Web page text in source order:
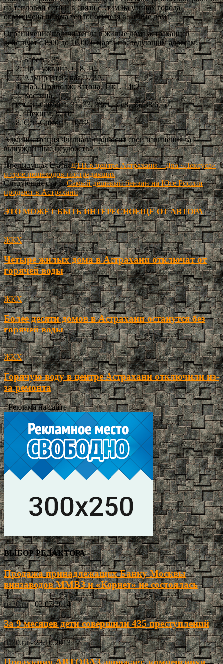
на тепловой сети и в связи с этим на улицах города
ограничена подача теплоносителя в жилые дома.
Ограничение подачи тепла в жилые дома астраханцев
действует с 8.00 до 16.00 6 марта последующим адресам:
Бабефа, 37
Пр. Гужвина, 6, 8, 10,
Адмиралтейская, 1, 3А,
Наб. Приволж. Затона, 14к1, 14к2,
Костина, 2, 4,
Сен-Симона. 31, 33, 33к1, 35/8, 36, 38/6, 57,
Щекина, 9, 10
Сен-Симона. 10/12,
Администрация Филиала приносит свои извинения за
вынужденные неудобства.
Предыдущая статьяДТП в центре Астрахани – Два «Лексуса»
и трое пешеходов-пострадавших
Следующая статьяСамый дешевый бензин на Юге России
продают в Астрахани
ЭТО МОЖЕТ БЫТЬ ИНТЕРЕСНОЕЩЕ ОТ АВТОРА
ЖКХ
Четыре жилых дома в Астрахани отключат от
горячей воды
ЖКХ
Более десяти домов в Астрахани останутся без
горячей воды
ЖКХ
Горячую воду в центре Астрахани отключили из-
за ремонта
- Реклама на сайте -
ВЫБОР РЕДАКТОРА
Продажа принадлежащих Банку Москвы
винзаводов ММВЗ и «Корнет» не состоялась
ria30.ru - 02.07.2014
За 9 месяцев дети совершили 435 преступлений
ria30.ru - 23.10.2013
Продукция АВТОВАЗ дорожает, компенсируя